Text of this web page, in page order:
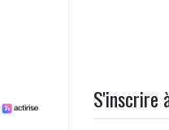
S'inscrire